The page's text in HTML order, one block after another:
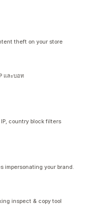
theft on your store
และบอท
country block filters
impersonating your brand.
inspect & copy tool